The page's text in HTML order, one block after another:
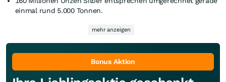
einmal rund 5.000 Tonnen.
Kupfer etwas mehr Material braucht (sagen wir großzügig
Um zu verstehen, warum 10.000 Tonnen für Freeport oder den
globalen Kupferpreis völlig irrelevant sind, muss man die
Gesamtförderung betrachten:
Die weltweite Kupferproduktion liegt aktuell bei rund 22 bis
mehr anzeigen
Bonus Aktion